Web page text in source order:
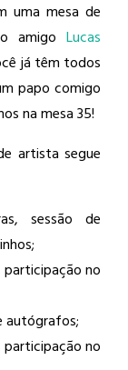
uma mesa de
amigo Lucas
já têm todos
papo comigo
na mesa 35!
artista segue
sessão de
participação no
autógrafos;
participação no